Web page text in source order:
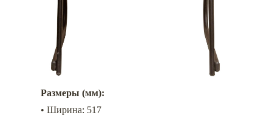
Размеры (мм):
• Ширина: 517